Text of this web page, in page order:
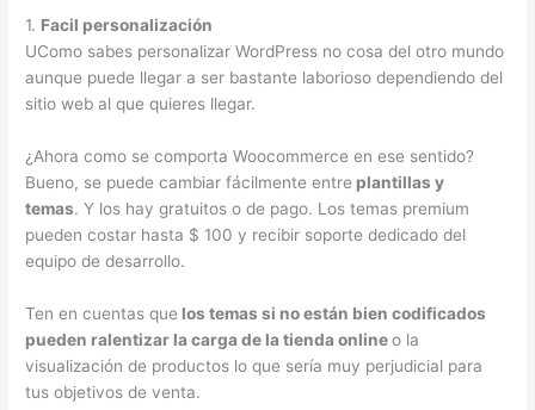
1. Facil personalización
UComo sabes personalizar WordPress no cosa del otro mundo
aunque puede llegar a ser bastante laborioso dependiendo del
sitio web al que quieres llegar.
¿Ahora como se comporta Woocommerce en ese sentido?
Bueno, se puede cambiar fácilmente entre plantillas y
temas. Y los hay gratuitos o de pago. Los temas premium
pueden costar hasta $ 100 y recibir soporte dedicado del
equipo de desarrollo.
Ten en cuentas que los temas si no están bien codificados
pueden ralentizar la carga de la tienda onlineo la
visualización de productos lo que sería muy perjudicial para
tus objetivos de venta.